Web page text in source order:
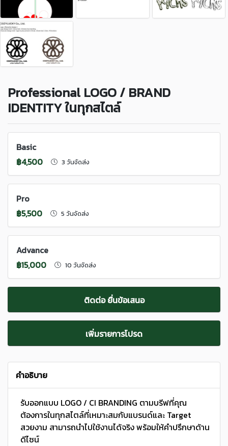
Professional LOGO / BRAND
IDENTITY ในทุกสไตล์
Basic
฿4,500
3 วันจัดส่ง
Pro
฿5,500
5 วันจัดส่ง
Advance
฿15,000
10 วันจัดส่ง
ติดต่อ ยื่นข้อเสนอ
เพิ่มรายการโปรด
คำอธิบาย
รับออกแบบ LOGO / CI BRANDING ตามบรีฟที่คุณ
ต้องการในทุกสไตล์ที่เหมาะสมกับแบรนด์และ Target
สวยงาม สามารถนำไปใช้งานได้จริง พร้อมให้คำปรึกษาด้าน
ดีไซน์